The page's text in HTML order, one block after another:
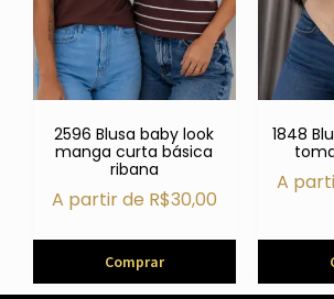
2596 Blusa baby look
manga curta básica
ribana
A partir de R$30,00
Comprar
1848
A